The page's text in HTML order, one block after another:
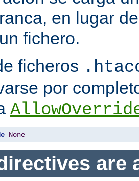
en lugar
fichero.
ficheros
por
None
are